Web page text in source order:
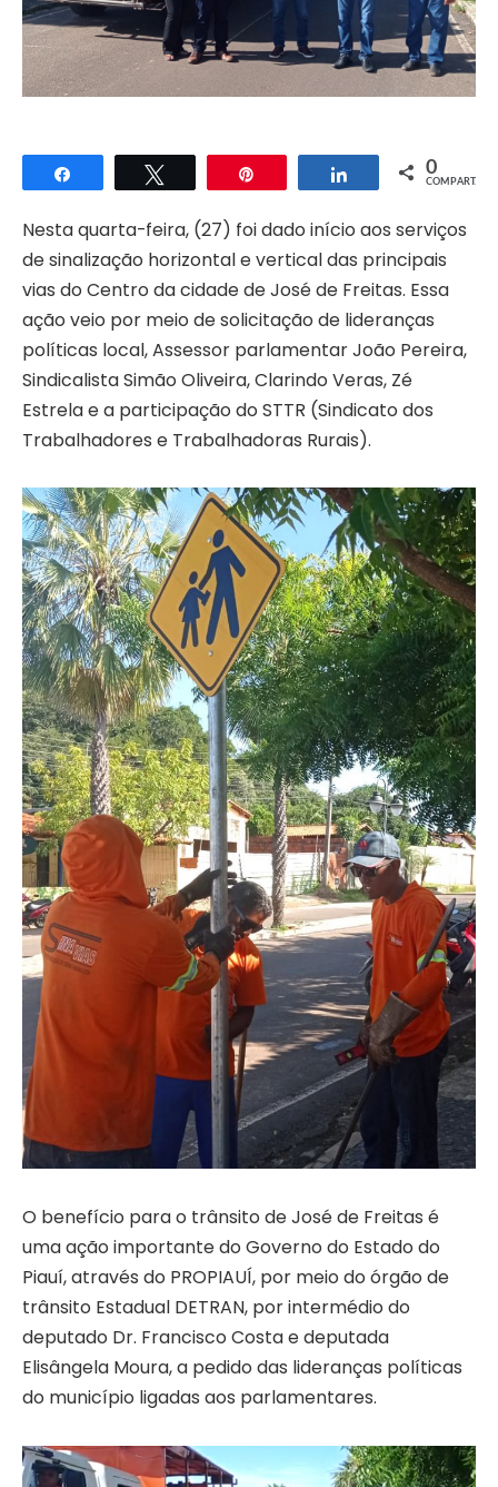
Compartilhar Compartilhar
0
COMPART.
Nesta quarta-feira, (27) foi dado início aos serviços
de sinalização horizontal e vertical das principais
vias do Centro da cidade de José de Freitas. Essa
ação veio por meio de solicitação de lideranças
políticas local, Assessor parlamentar João Pereira,
Sindicalista Simão Oliveira, Clarindo Veras, Zé
Estrela e a participação do STTR (Sindicato dos
Trabalhadores e Trabalhadoras Rurais).
O benefício para o trânsito de José de Freitas é
uma ação importante do Governo do Estado do
Piauí, através do PROPIAUÍ, por meio do órgão de
trânsito Estadual DETRAN, por intermédio do
deputado Dr. Francisco Costa e deputada
Elisângela Moura, a pedido das lideranças políticas
do município ligadas aos parlamentares.